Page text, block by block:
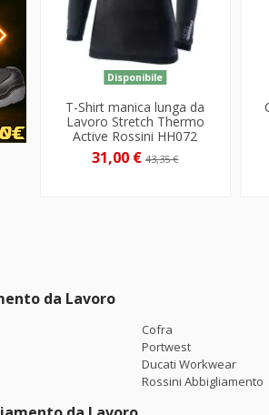
Disponibile
T-Shirt manica lunga da
Lavoro Stretch Thermo
Active Rossini HH072
31,00 €43,35 €
da Lavoro
Cofra
Portwest
Ducati Workwear
Rossini Abbigliamento